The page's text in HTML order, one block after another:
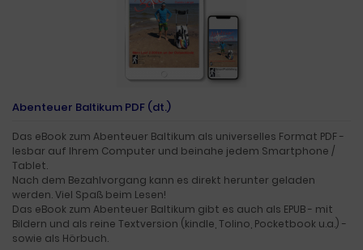
Abenteuer Baltikum PDF (dt.)
Das eBook zum Abenteuer Baltikum als universelles Format PDF -
lesbar auf Ihrem Computer und beinahe jedem Smartphone /
Tablet.
Nach dem Bezahlvorgang kann es direkt herunter geladen
werden. Viel Spaß beim Lesen!
Das eBook zum Abenteuer Baltikum gibt es auch als EPUB - mit
Bildern und als reine Textversion (kindle, Tolino, Pocketbook u.a.) -
sowie als Hörbuch.